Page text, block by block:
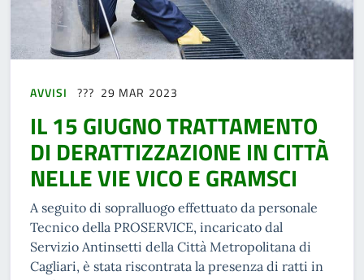
AVVISI 29 MAR 2023
IL 15 GIUGNO TRATTAMENTO
DI DERATTIZZAZIONE IN CITTÀ
NELLE VIE VICO E GRAMSCI
A seguito di sopralluogo effettuato da personale
Tecnico della PROSERVICE, incaricato dal
Servizio Antinsetti della Città Metropolitana di
Cagliari, è stata riscontrata la presenza di ratti in